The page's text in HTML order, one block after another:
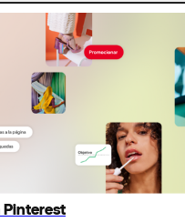
Pinterest